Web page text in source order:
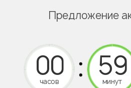
Предложение
часов минут